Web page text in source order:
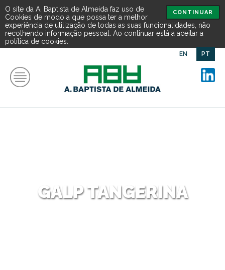
CONTINUAR
O site da A. Baptista de Almeida faz uso de
Cookies de modo a que possa ter a melhor
experiência de utilização de todas as suas funcionalidades, não
recolhendo informação pessoal. Ao continuar está a aceitar a
política de cookies.
EN PT
GALP TANGERINA